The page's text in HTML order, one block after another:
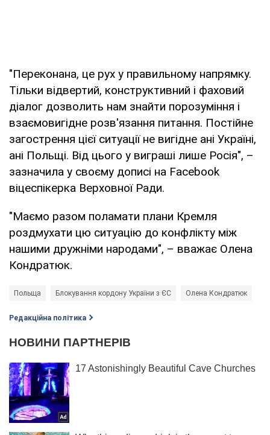
"Переконана, це рух у правильному напрямку.
Тільки відвертий, конструктивний і фаховий
діалог дозволить нам знайти порозуміння і
взаємовигідне розв'язання питання. Постійне
загострення цієї ситуації не вигідне ані Україні,
ані Польщі. Від цього у виграші лише Росія", –
зазначила у своєму дописі на Facebook
віцеспікерка Верховної Ради.
"Маємо разом поламати плани Кремля
роздмухати цю ситуацію до конфлікту між
нашими дружніми народами", – вважає Олена
Кондратюк.
Польща Блокування кордону України з ЄС Олена Кондратюк
Редакційна політика